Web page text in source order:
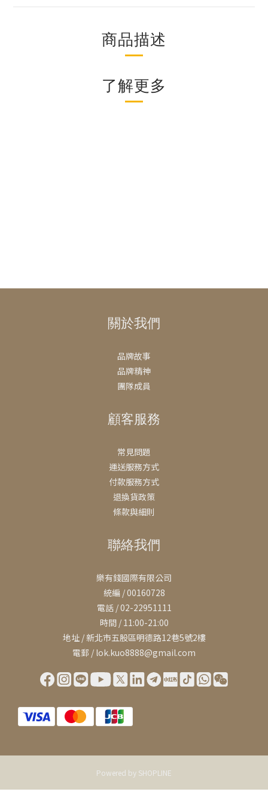
商品描述
了解更多
關於我們
品牌故事
品牌精神
團隊成員
顧客服務
常見問題
運送服務方式
付款服務方式
退換貨政策
條款與細則
聯絡我們
樂有錢國際有限公司
統編 / 00160728
電話 / 02-22951111
時間 / 11:00-21:00
地址 / 新北市五股區明德路12巷5號2樓
電郵 / lok.kuo8888@gmail.com
Powered by SHOPLINE